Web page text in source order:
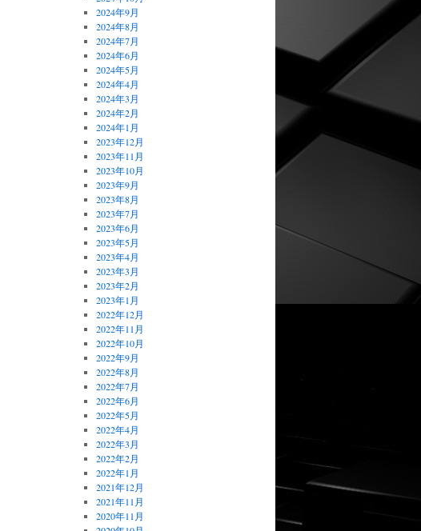
2024年9月
2024年8月
2024年7月
2024年6月
2024年5月
2024年4月
2024年3月
2024年2月
2024年1月
2023年12月
2023年11月
2023年10月
2023年9月
2023年8月
2023年7月
2023年6月
2023年5月
2023年4月
2023年3月
2023年2月
2023年1月
2022年12月
2022年11月
2022年10月
2022年9月
2022年8月
2022年7月
2022年6月
2022年5月
2022年4月
2022年3月
2022年2月
2022年1月
2021年12月
2021年11月
2020年11月